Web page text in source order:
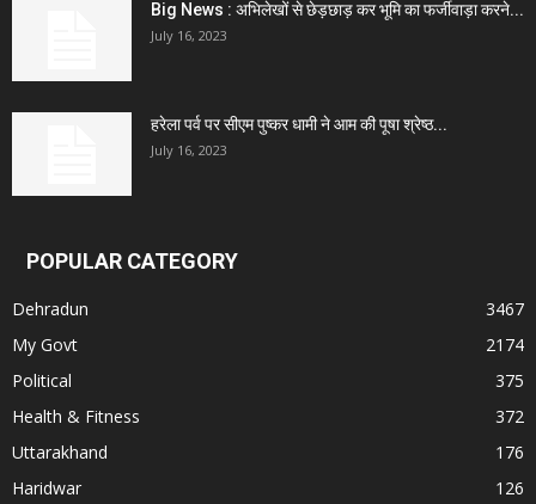
Big News : अभिलेखों से छेड़छाड़ कर भूमि का फर्जीवाड़ा करने...
July 16, 2023
हरेला पर्व पर सीएम पुष्कर धामी ने आम की पूषा श्रेष्ठ...
July 16, 2023
POPULAR CATEGORY
Dehradun
3467
My Govt
2174
Political
375
Health & Fitness
372
Uttarakhand
176
Haridwar
126